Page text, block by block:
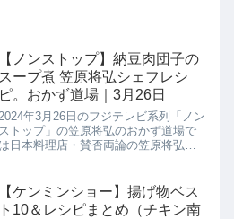
【ノンストップ】納豆肉団子の
スープ煮 笠原将弘シェフレシ
ピ。おかず道場｜3月26日
年3月26日のフジテレビ系列「ノン
ストップ」の笠原将弘のおかず道場で
は日本料理店・賛否両論の笠原将弘シ
ます。肉ダネに納豆を混ぜ込んだ栄養
満点！旨味たっぷりの体に優し...
【ケンミンショー】揚げ物ベス
ト10＆レシピまとめ（チキン南